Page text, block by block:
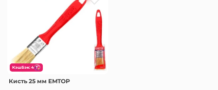
КэшБэк: 4
Кисть 25 мм EMTOP